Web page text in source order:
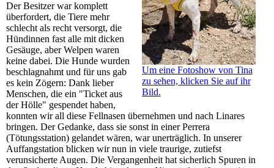
Um eine Fotoshow von Tina
zu sehen, klicken Sie auf ihr
Bild.
Der Besitzer war komplett
überfordert, die Tiere mehr
schlecht als recht versorgt, die
Hündinnen fast alle mit dicken
Gesäuge, aber Welpen waren
keine dabei. Die Hunde wurden
beschlagnahmt und für uns gab
es kein Zögern: Dank lieber
Menschen, die ein "Ticket aus
der Hölle" gespendet haben,
konnten wir all diese Fellnasen übernehmen und nach Linares
bringen. Der Gedanke, dass sie sonst in einer Perrera
(Tötungsstation) gelandet wären, war unerträglich. In unserer
Auffangstation blicken wir nun in viele traurige, zutiefst
verunsicherte Augen. Die Vergangenheit hat sicherlich Spuren in